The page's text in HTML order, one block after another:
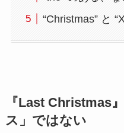
“Christmas” と
『Last Christmas
ス」ではない